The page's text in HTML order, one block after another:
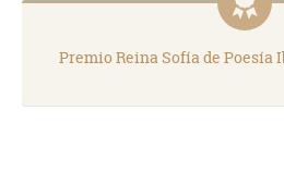
Premio Reina Sofía de Poesía